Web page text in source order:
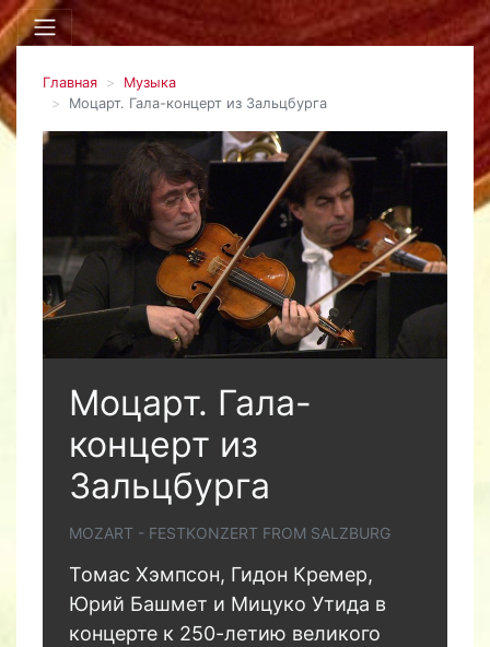
Главная
Музыка
Моцарт. Гала-концерт из Зальцбурга
Моцарт. Гала-
концерт из
Зальцбурга
MOZART - FESTKONZERT FROM SALZBURG
Томас Хэмпсон, Гидон Кремер,
Юрий Башмет и Мицуко Утида в
концерте к 250-летию великого